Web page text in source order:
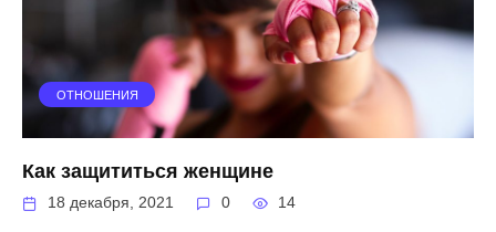
ОТНОШЕНИЯ
Как защититься женщине
18 декабря, 2021 0 14